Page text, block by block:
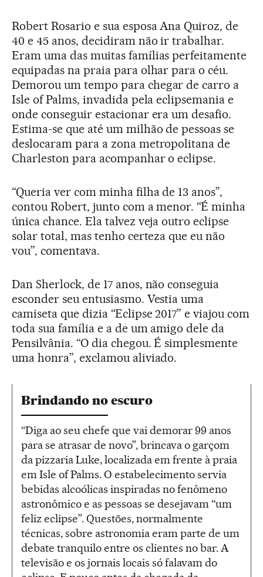
Robert Rosario e sua esposa Ana Quiroz, de
40 e 45 anos, decidiram não ir trabalhar.
Eram uma das muitas famílias perfeitamente
equipadas na praia para olhar para o céu.
Demorou um tempo para chegar de carro a
Isle of Palms, invadida pela eclipsemania e
onde conseguir estacionar era um desafio.
Estima-se que até um milhão de pessoas se
deslocaram para a zona metropolitana de
Charleston para acompanhar o eclipse.
“Queria ver com minha filha de 13 anos”,
contou Robert, junto com a menor. “É minha
única chance. Ela talvez veja outro eclipse
solar total, mas tenho certeza que eu não
vou”, comentava.
Dan Sherlock, de 17 anos, não conseguia
esconder seu entusiasmo. Vestia uma
camiseta que dizia “Eclipse 2017” e viajou com
toda sua família e a de um amigo dele da
Pensilvânia. “O dia chegou. É simplesmente
uma honra”, exclamou aliviado.
Brindando no escuro
“Diga ao seu chefe que vai demorar 99 anos
para se atrasar de novo”, brincava o garçom
da pizzaria Luke, localizada em frente à praia
em Isle of Palms. O estabelecimento servia
bebidas alcoólicas inspiradas no fenômeno
astronômico e as pessoas se desejavam “um
feliz eclipse”. Questões, normalmente
técnicas, sobre astronomia eram parte de um
debate tranquilo entre os clientes no bar. A
televisão e os jornais locais só falavam do